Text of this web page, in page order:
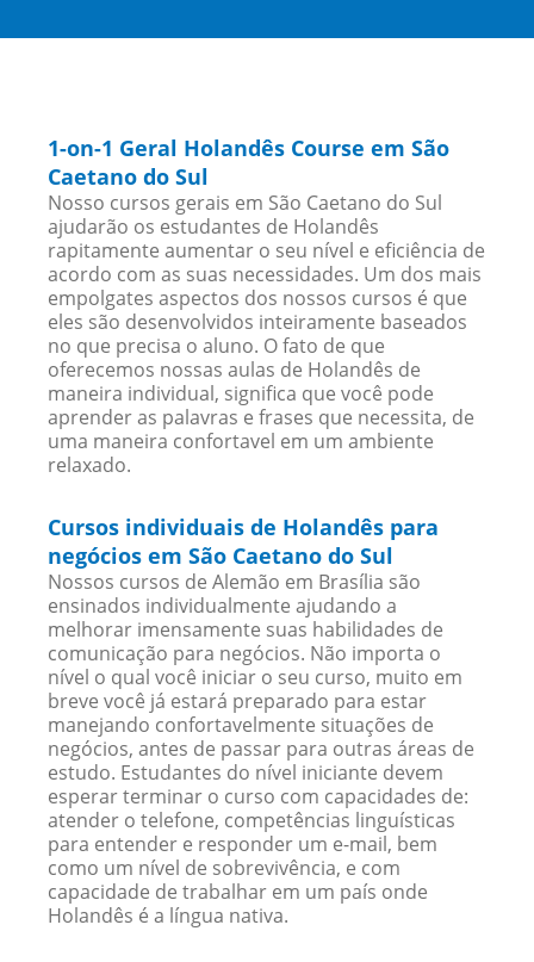
1-on-1 Geral Holandês Course em São
Caetano do Sul
Nosso cursos gerais em São Caetano do Sul
ajudarão os estudantes de Holandês
rapitamente aumentar o seu nível e eficiência de
acordo com as suas necessidades. Um dos mais
empolgates aspectos dos nossos cursos é que
eles são desenvolvidos inteiramente baseados
no que precisa o aluno. O fato de que
oferecemos nossas aulas de Holandês de
maneira individual, significa que você pode
aprender as palavras e frases que necessita, de
uma maneira confortavel em um ambiente
relaxado.
Cursos individuais de Holandês para
negócios em São Caetano do Sul
Nossos cursos de Alemão em Brasília são
ensinados individualmente ajudando a
melhorar imensamente suas habilidades de
comunicação para negócios. Não importa o
nível o qual você iniciar o seu curso, muito em
breve você já estará preparado para estar
manejando confortavelmente situações de
negócios, antes de passar para outras áreas de
estudo. Estudantes do nível iniciante devem
esperar terminar o curso com capacidades de:
atender o telefone, competências linguísticas
para entender e responder um e-mail, bem
como um nível de sobrevivência, e com
capacidade de trabalhar em um país onde
Holandês é a língua nativa.